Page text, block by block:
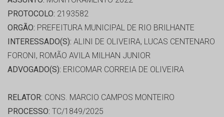
PROTOCOLO: 2193582
ORGÃO: PREFEITURA MUNICIPAL DE RIO BRILHANTE
INTERESSADO(S): ALINI DE OLIVEIRA, LUCAS CENTENARO
FORONI, ROMÃO AVILA MILHAN JUNIOR
ADVOGADO(S): ERICOMAR CORREIA DE OLIVEIRA
RELATOR: CONS. MARCIO CAMPOS MONTEIRO
PROCESSO: TC/1849/2025